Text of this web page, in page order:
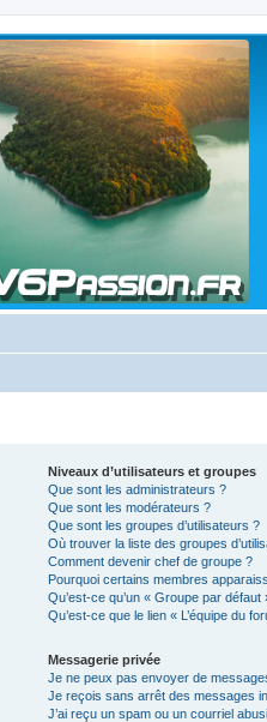
Niveaux d’utilisateurs et groupes
Que sont les administrateurs ?
Que sont les modérateurs ?
Que sont les groupes d’utilisateurs ?
Où trouver la liste des groupes
Comment devenir chef de groupe ?
Pourquoi certains membres
Qu’est-ce qu’un « Groupe par défaut
Qu’est-ce que le lien « L’équipe du
Messagerie privée
Je ne peux pas envoyer de
Je reçois sans arrêt des messages
J’ai reçu un spam ou un courriel